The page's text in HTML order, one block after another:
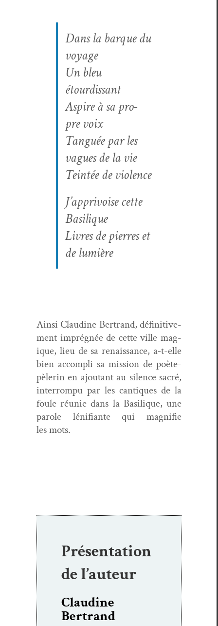
Dans la bar­que du
voyage
Un bleu
étourdissant
Aspire à sa pro­
pre voix
Tan­guée par les
vagues de la vie
Tein­tée de violence
J’apprivoise cette
Basilique
Livres de pier­res et
de lumière
Ain­si Clau­dine Bertrand, défini­tive­
ment imprégnée de cette ville mag­
ique, lieu de sa renais­sance, a‑t-elle
bien accom­pli sa mis­sion de poète-
pèlerin en ajoutant au silence sacré,
inter­rompu par les can­tiques de la
foule réu­nie dans la Basilique, une
parole lénifi­ante qui mag­ni­fie
les mots.
Présentation
de l’auteur
Claudine
Bertrand